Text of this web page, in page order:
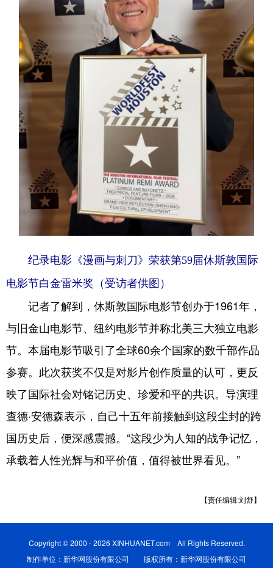
纪录电影《漫画与刺刀》荣获第59届休斯敦国际
电影节白金雷米奖（受访者供图）
记者了解到，休斯敦国际电影节创办于1961年，
与旧金山电影节、纽约电影节并称北美三大独立电影
节。本届电影节吸引了全球60余个国家的数千部作品
参赛。此次获奖不仅是对影片创作质量的认可，更反
映了国际社会对铭记历史、珍爱和平的共识。导演理
查德·安德森表示，自己十五年前接触到这段尘封的跨
国历史后，便深感震撼。“这段少为人知的战争记忆，
承载着人性光辉与和平价值，值得被世界看见。”
【责任编辑:刘舒】
Copyright © 2000 - 2026 XINHUANET.com All Rights Reserved.
制作单位：新华网股份有限公司 版权所有：新华网股份有限公司